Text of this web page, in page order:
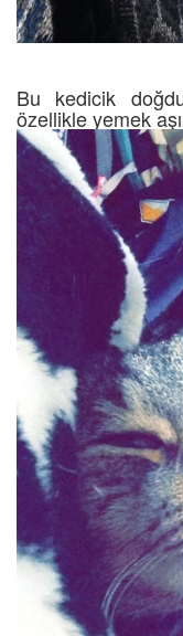
Bu kedicik
özellikle yemek